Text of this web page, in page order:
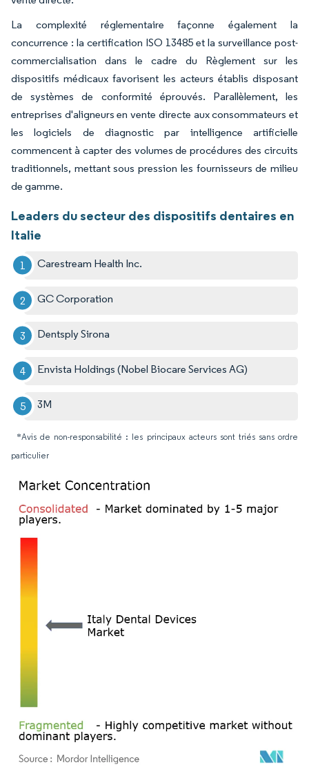
La complexité réglementaire façonne également la
concurrence : la certification ISO 13485 et la surveillance post-
commercialisation dans le cadre du Règlement sur les
dispositifs médicaux favorisent les acteurs établis disposant
de systèmes de conformité éprouvés. Parallèlement, les
entreprises d'aligneurs en vente directe aux consommateurs et
les logiciels de diagnostic par intelligence artificielle
commencent à capter des volumes de procédures des circuits
traditionnels, mettant sous pression les fournisseurs de milieu
de gamme.
Leaders du secteur des dispositifs dentaires en
Italie
Carestream Health Inc.
GC Corporation
Dentsply Sirona
Envista Holdings (Nobel Biocare Services AG)
3M
*Avis de non-responsabilité : les principaux acteurs sont triés sans ordre
particulier